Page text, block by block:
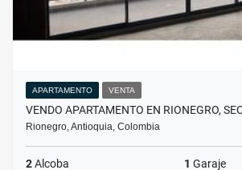
APARTAMENTO VENTA
VENDO APARTAMENTO EN RIONEGRO,
Rionegro, Antioquia, Colombia
2Alcoba 1 Garaje